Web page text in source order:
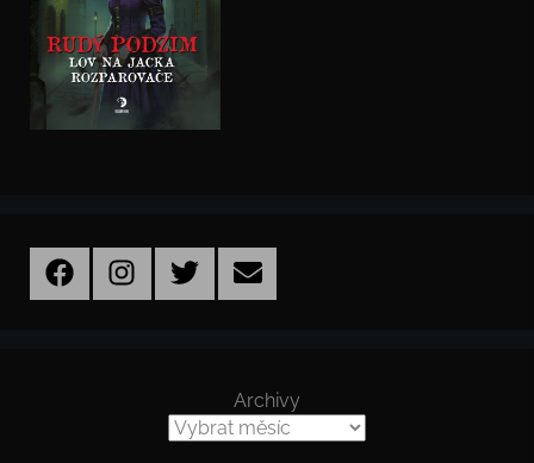
FacebookInstagramTwitter Email
Archivy